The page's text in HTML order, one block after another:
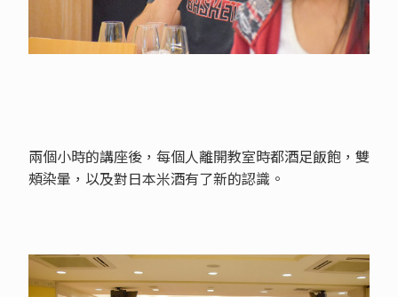
兩個小時的講座後，每個人離開教室時都酒足飯飽，雙
頰染暈，以及對日本米酒有了新的認識。